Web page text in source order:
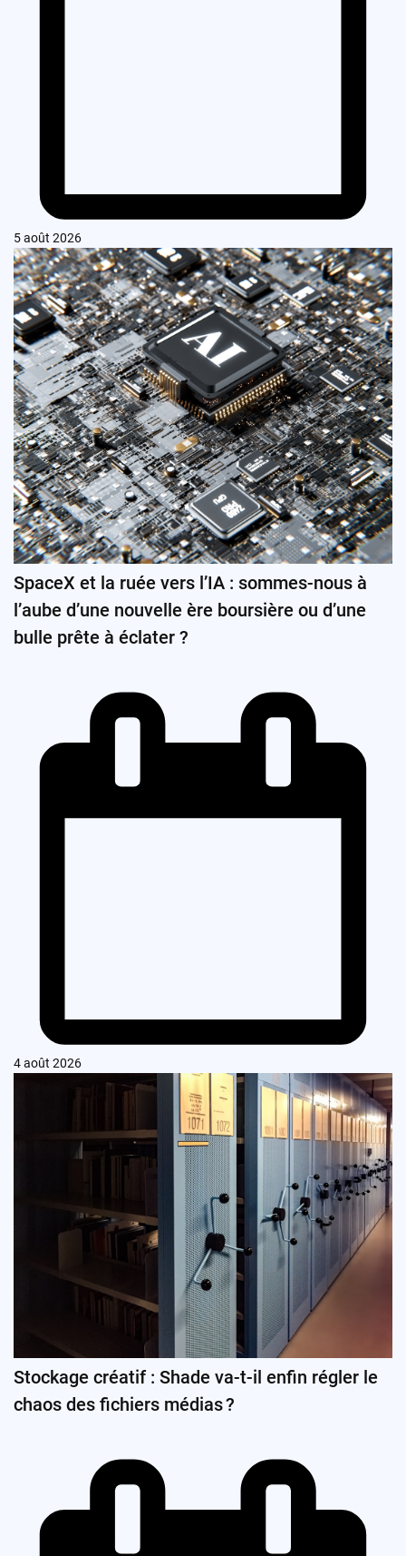
5 août 2026
SpaceX et la ruée vers l’IA : sommes-nous à
l’aube d’une nouvelle ère boursière ou d’une
bulle prête à éclater ?
4 août 2026
Stockage créatif : Shade va-t-il enfin régler le
chaos des fichiers médias ?